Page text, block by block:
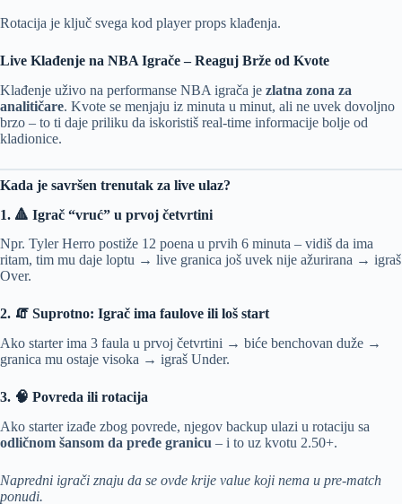
Rotacija je ključ svega kod player props klađenja.
Live Klađenje na NBA Igrače – Reaguj Brže od Kvote
Klađenje uživo na performanse NBA igrača je zlatna zona za
analitičare. Kvote se menjaju iz minuta u minut, ali ne uvek dovoljno
brzo – to ti daje priliku da iskoristiš real-time informacije bolje od
kladionice.
Kada je savršen trenutak za live ulaz?
1. 🔺 Igrač “vruć” u prvoj četvrtini
Npr. Tyler Herro postiže 12 poena u prvih 6 minuta – vidiš da ima
ritam, tim mu daje loptu → live granica još uvek nije ažurirana → igraš
Over.
2. 🧯 Suprotno: Igrač ima faulove ili loš start
Ako starter ima 3 faula u prvoj četvrtini → biće benchovan duže →
granica mu ostaje visoka → igraš Under.
3. 🧠 Povreda ili rotacija
Ako starter izađe zbog povrede, njegov backup ulazi u rotaciju sa
odličnom šansom da pređe granicu – i to uz kvotu 2.50+.
Napredni igrači znaju da se ovde krije value koji nema u pre-match
ponudi.